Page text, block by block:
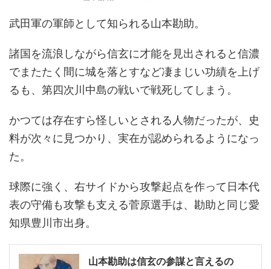
武田軍の軍師として知られる山本勘助。
諸国を流浪しながら信玄に才能を見出されると信濃
でまたたく間に城を落とすなど凄まじい功績を上げ
るも、第四次川中島の戦いで戦死してしまう。
かつては存在すら怪しいとされる人物だったが、史
料が次々に見つかり、実在が認められるようになっ
た。
球際に強く、右サイドから攻撃起点を作って日本代
表の守備も攻撃も支える菅原選手は、勘助と同じ愛
知県豊川市出身。
山本勘助は信玄の参謀と言えるの